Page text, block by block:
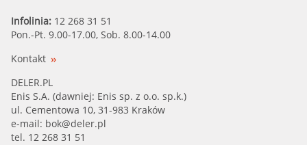
Infolinia: 12 268 31 51
Pon.-Pt. 9.00-17.00, Sob. 8.00-14.00
Kontakt
DELER.PL
Enis S.A. (dawniej: Enis sp. z o.o. sp.k.)
ul. Cementowa 10, 31-983 Kraków
e-mail: bok@deler.pl
tel. 12 268 31 51